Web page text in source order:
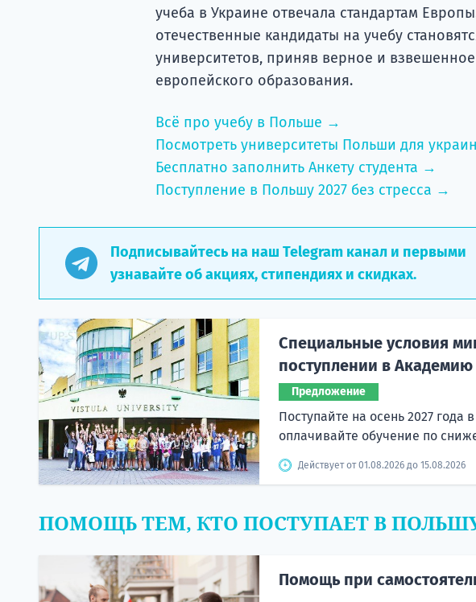
учеба в Украине отвечала стандартам
отечественные кандидаты на учебу
университетов, приняв верное и
европейского образования.
Всё про учебу в Польше →
Посмотреть университеты Польши для
Бесплатно заполнить Анкету студента →
Поступление в Польшу 2027 без стресса →
Подписывайтесь на наш Telegram канал и первыми
узнавайте об акциях, стипендиях и скидках.
Специальные условия
поступлении в Академию
Предложение
Поступайте на осень 2027 года
оплачивайте обучение по
Действует от 01.08.2026 до 15.08.2026
ПОМОЩЬ ТЕМ, КТО ПОСТУПАЕТ В
Помощь при